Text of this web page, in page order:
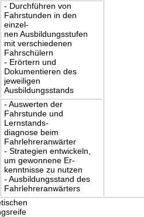
- Durchführen von
Fahrstunden in den
einzel-
nen Ausbildungsstufen
mit verschiedenen
Fahrschülern
- Erörtern und
Dokumentieren des
jeweiligen
Ausbildungsstands
- Auswerten der
Fahrstunde und
Lernstands-
diagnose beim
Fahrlehreranwärter
- Strategien entwickeln,
um gewonnene Er-
kenntnisse zu nutzen
- Ausbildungsstand des
Fahrlehreranwärters